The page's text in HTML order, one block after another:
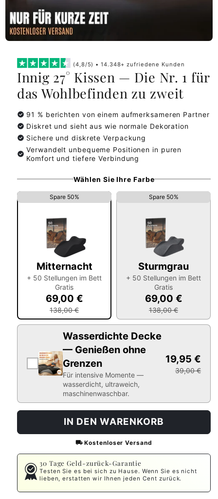
(4,8/5) • 14.348+ zufriedene Kunden
Innig 27° Kissen — Die Nr. 1 für
das Wohlbefinden zu zweit
91 % berichten von einem aufmerksameren Partner
Diskret und sieht aus wie normale Dekoration
Sichere und diskrete Verpackung
Verwandelt unbequeme Positionen in puren
Komfort und tiefere Verbindung
Wählen Sie Ihre Farbe
Mitternacht
Spare 50%
+ 50 Stellungen im Bett
Gratis
69,00 €
138,00 €
Sturmgrau
Spare 50%
+ 50 Stellungen im Bett
Gratis
69,00 €
138,00 €
Wasserdichte Decke
— Genießen ohne
Grenzen
Für intensive Momente —
wasserdicht, ultraweich,
maschinenwaschbar.
19,95 €
39,00 €
IN DEN WARENKORB
Kostenloser Versand
30 Tage Geld-zurück-Garantie
Testen Sie es bei sich zu Hause. Wenn Sie es nicht
lieben, erstatten wir Ihnen jeden Cent zurück.